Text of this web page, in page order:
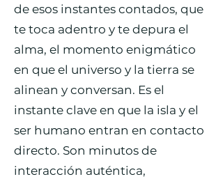
de esos instantes contados, que
te toca adentro y te depura el
alma, el momento enigmático
en que el universo y la tierra se
alinean y conversan. Es el
instante clave en que la isla y el
ser humano entran en contacto
directo. Son minutos de
interacción auténtica,